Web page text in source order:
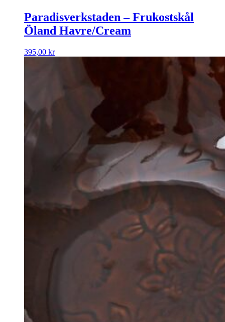
Paradisverkstaden – Frukostskål
Öland Havre/Cream
395,00 kr